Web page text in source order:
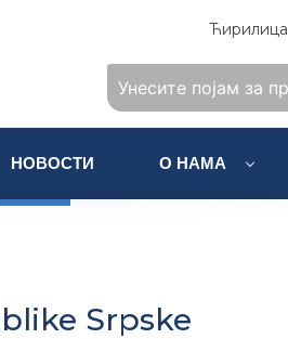
Ћирилица
НОВОСТИ О НАМА
Srpske